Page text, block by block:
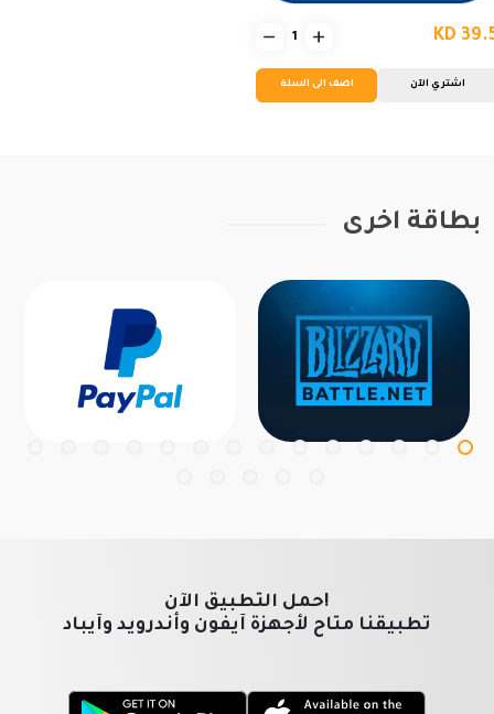
KD
اشتري الآن اضف الى السلة
بطاقة اخرى
!حمل التطبيق الآن
تطبيقنا متاح لأجهزة آيفون وأندرويد وآيباد